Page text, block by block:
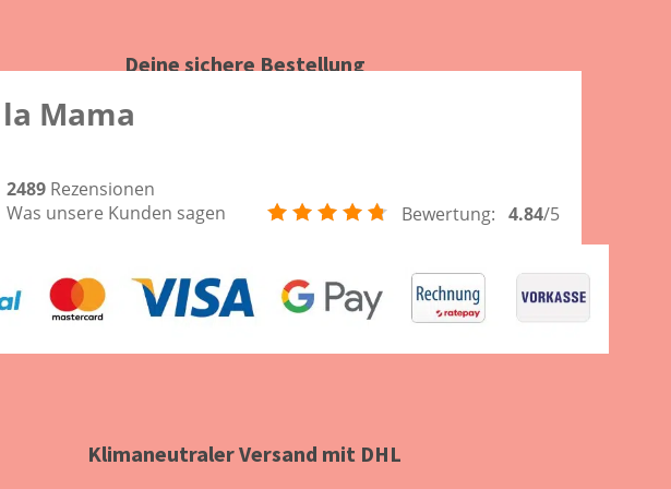
Deine sichere Bestellung
Mama
2489Rezensionen
Was unsere Kunden sagen
Bewertung: 4.84/5
Klimaneutraler Versand mit DHL